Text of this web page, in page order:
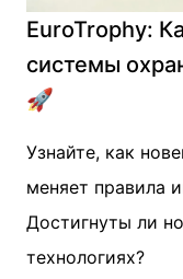
EuroTrophy:
системы
🚀
Узнайте, как
меняет правила
Достигнуты ли
технологиях?